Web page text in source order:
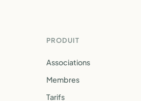
PRODUIT
Associations
Membres
Tarifs